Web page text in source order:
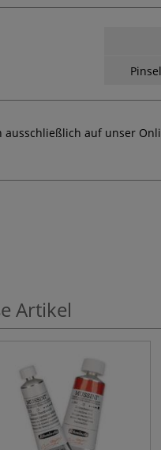
ausschließlich auf unser
Artikel